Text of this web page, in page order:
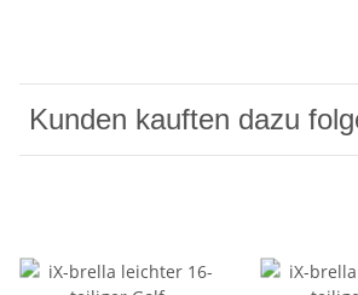
Kunden kauften dazu